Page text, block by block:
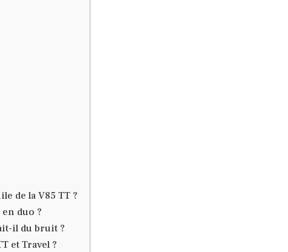
de la V85 TT ?
duo ?
il du bruit ?
et Travel ?